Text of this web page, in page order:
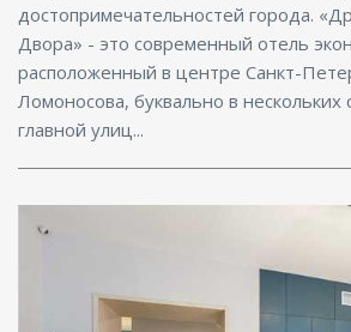
достопримечательностей города.
Двора» - это современный отель
расположенный в центре Санкт-
Ломоносова, буквально в нескольких
главной улиц...